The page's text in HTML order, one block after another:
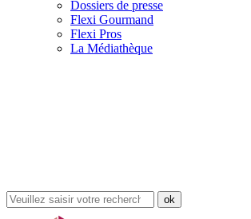
Dossiers de presse
Flexi Gourmand
Flexi Pros
La Médiathèque
Rechercher
dans